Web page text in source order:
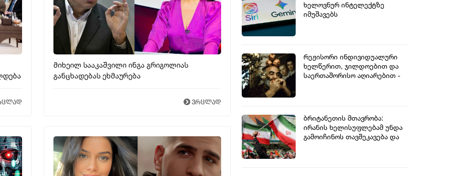
მიხეილ სააკაშვილი ინგა გრიგოლიას
განცხადებას ეხმაურება
ვრცლად
ხელოვნურ ინტელექტზე
იმუშავებს
რეჟისორი ინდივიდუალური
ხელწერით, ჯილდოებით და
საერთაშორისო აღიარებით -
ბრიტანეთის მთავრობა:
ირანის ხელისუფლებამ უნდა
გამოიჩინოს თავშეკავება და